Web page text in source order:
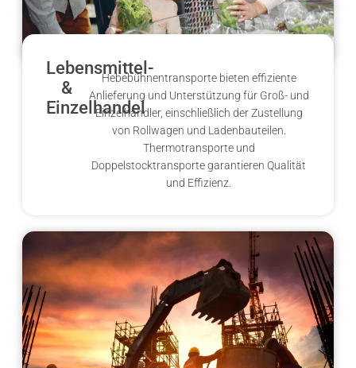
Lebensmittel-
&
Einzelhandel
Hebebühnentransporte bieten effiziente
Anlieferung und Unterstützung für Groß- und
Einzelhändler, einschließlich der Zustellung
von Rollwagen und Ladenbauteilen.
Thermotransporte und
Doppelstocktransporte garantieren Qualität
und Effizienz.